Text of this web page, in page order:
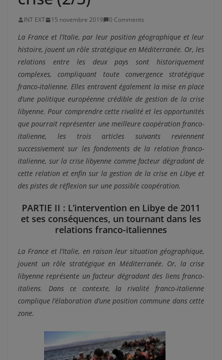
INT EXT 15 novembre 2019 0 Comments
La France et l’Italie, par leur position géographique et leur
histoire, jouent un rôle stratégique en Méditerranée. Or, les
relations entre les deux pays sont historiquement
complexes, compliquant toute convergence stratégique
franco-italienne. Elles entravent également la mise en place
d’une politique européenne crédible de gestion de la crise
libyenne.Pour comprendre cette rivalité et les opportunités
que pourrait représenter une meilleure coopération franco-
italienne, les trois articles suivants reviennent
successivement sur les fondements de la relation franco-
italienne, sur la crise libyenne comme facteur dégradant de
cette relation et enfin sur la gestion de la crise en Libye et
des pistes de réflexion sur une possible coopération.
PARTIE II : L’intervention en Libye de 2011
et ses conséquences, un tournant dans les
relations franco-italiennes
La France et l’Italie, en raison leur situation géographique,
jouent un rôle stratégique en Méditerranée. Or, la crise
libyenne représente un facteur dégradant des liens franco-
italiens. Dans ce contexte, la rivalité franco-italienne
complique l’élaboration d’une position commune dans cette
zone.